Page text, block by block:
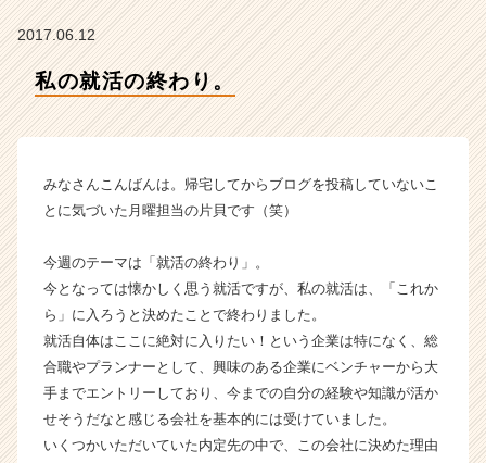
ン】
|
ン
ャ
ー・
長
企
か
ら
ス
カ
ウ
ト
2017.06.12
私の就活の終わり。
みなさんこんばんは。帰宅してからブログを投稿していないこ
とに気づいた月曜担当の片貝です（笑）
今週のテーマは「就活の終わり」。
今となっては懐かしく思う就活ですが、私の就活は、「これか
ら」に入ろうと決めたことで終わりました。
就活自体はここに絶対に入りたい！という企業は特になく、総
合職やプランナーとして、興味のある企業にベンチャーから大
手までエントリーしており、今までの自分の経験や知識が活か
せそうだなと感じる会社を基本的には受けていました。
いくつかいただいていた内定先の中で、この会社に決めた理由